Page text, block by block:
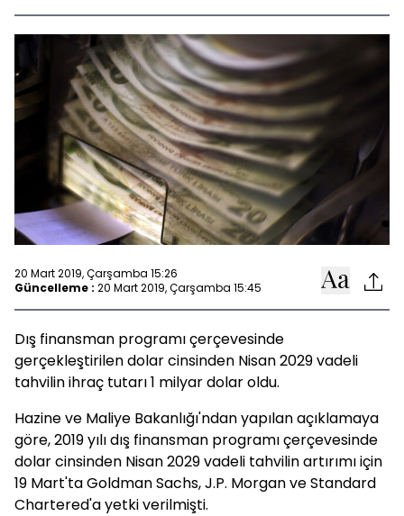
20 Mart 2019, Çarşamba 15:26
Güncelleme : 20 Mart 2019, Çarşamba 15:45
Dış finansman programı çerçevesinde
gerçekleştirilen dolar cinsinden Nisan 2029 vadeli
tahvilin ihraç tutarı 1 milyar dolar oldu.
Hazine ve Maliye Bakanlığı'ndan yapılan açıklamaya
göre, 2019 yılı dış finansman programı çerçevesinde
dolar cinsinden Nisan 2029 vadeli tahvilin artırımı için
19 Mart'ta Goldman Sachs, J.P. Morgan ve Standard
Chartered'a yetki verilmişti.